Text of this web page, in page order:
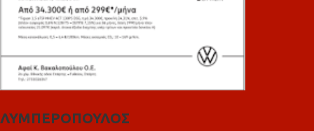
ΛΥΜΠΕΡΟΠΟΥΛΟΣ